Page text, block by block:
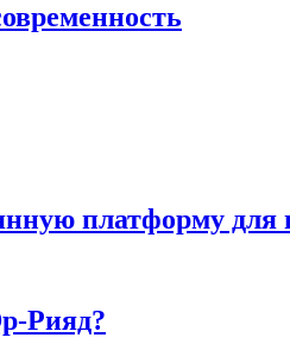
платформу для
Рияд?